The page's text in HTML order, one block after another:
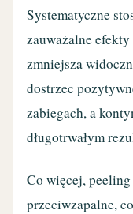
Systematyczne
zauważalne
zmniejsza
dostrzec
zabiegach, a
długotrwałym
Co więcej,
przeciwzapalne,